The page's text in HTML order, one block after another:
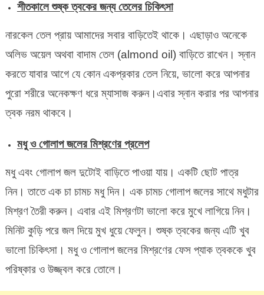
শীতকালে শুষ্ক ত্বকের জন্য তেলের চিকিৎসা
নারকেল তেল প্রায় আমাদের সবার বাড়িতেই থাকে। এছাড়াও অনেকে
অলিভ অয়েল অথবা বাদাম তেল (almond oil) বাড়িতে রাখেন। স্নান
করতে যাবার আগে যে কোন একপ্রকার তেল নিয়ে, ভালো করে আপনার
পুরো শরীরে অনেকক্ষণ ধরে ম্যাসাজ করুন।এবার স্নান করার পর আপনার
ত্বক নরম থাকবে।
মধু ও গোলাপ জলের মিশ্রণের প্রলেপ
মধু এবং গোলাপ জল দুটোই বাড়িতে পাওয়া যায়। একটি ছোট পাত্র
নিন। তাতে এক চা চামচ মধু দিন। এক চামচ গোলাপ জলের সাথে মধুটার
মিশ্রণ তৈরী করুন। এবার এই মিশ্রণটা ভালো করে মুখে লাগিয়ে নিন।
মিনিট কুড়ি পরে জল দিয়ে মুখ ধুয়ে ফেলুন। শুষ্ক ত্বকের জন্য এটি খুব
ভালো চিকিৎসা। মধু ও গোলাপ জলের মিশ্রণের ফেস প্যাক ত্বককে খুব
পরিষ্কার ও উজ্জ্বল করে তোলে।